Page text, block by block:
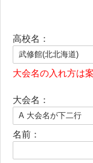
高校名：
大会名の入れ方は
大会名：
名前：